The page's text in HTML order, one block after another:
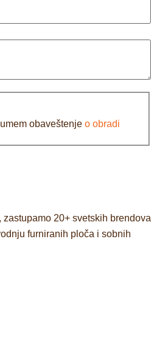
obaveštenje o obradi
20+ svetskih brendova
furniranih ploča i sobnih